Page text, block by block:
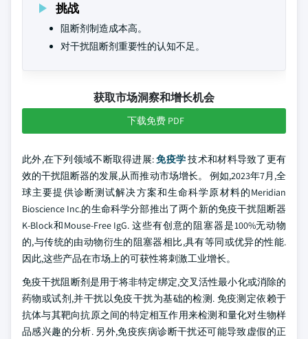
挑战
阻断剂制造成本高。
对干扰阻断剂重要性的认知不足。
获取市场洞察和增长机会
下载免费 PDF
此外,在下列领域不断取得进展:免疫学技术和材料导致了更有
效的干扰阻断器的发展,从而推动市场增长。 例如,2023年7月,全
球主要提供诊断测试解决方案和生命科学原材料的Meridian
Bioscience Inc.的生命科学分部推出了两个新的免疫干扰阻断器
K-Block和Mouse-Free IgG. 这些有创意的阻塞器是100%无动物
的,与传统的由动物衍生的阻塞器相比,具有等同或优异的性能.
因此,这些产品在市场上的可获性将刺激工业增长。
免疫干扰阻断剂是用于将非特定绑定,交叉活性最小化或消除的
药物或试剂,并干扰以免疫干扰为基础的检测. 免疫测定依赖于
抗体与其靶向抗原之间的特定相互作用来检测和量化对生物样
品感兴趣的分析. 另外,免疫疾病诊断干扰还可能导致虚假的正